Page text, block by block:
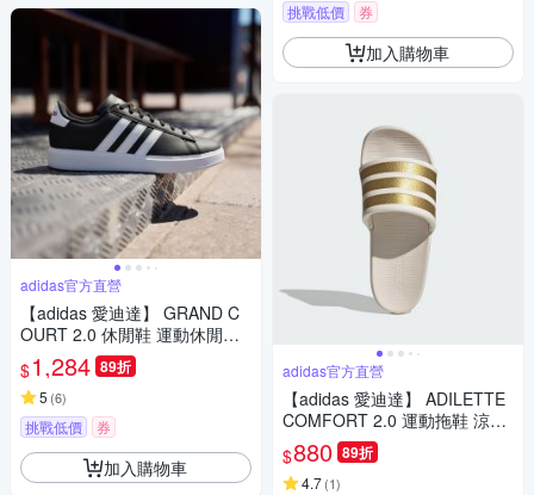
adidas官方直營
【adidas 愛迪達】 GRAND C
OURT 2.0 休閒鞋 運動休閒鞋
男鞋/女鞋 GW9196
$1,284 89折
5 (6)
挑戰低價 券
加入購物車
挑戰低價 券
加入購物車
adidas官方直營
【adidas 愛迪達】 ADILETTE
COMFORT 2.0 運動拖鞋 涼拖
鞋 女鞋 JP9123
$880 89折
4.7(1)